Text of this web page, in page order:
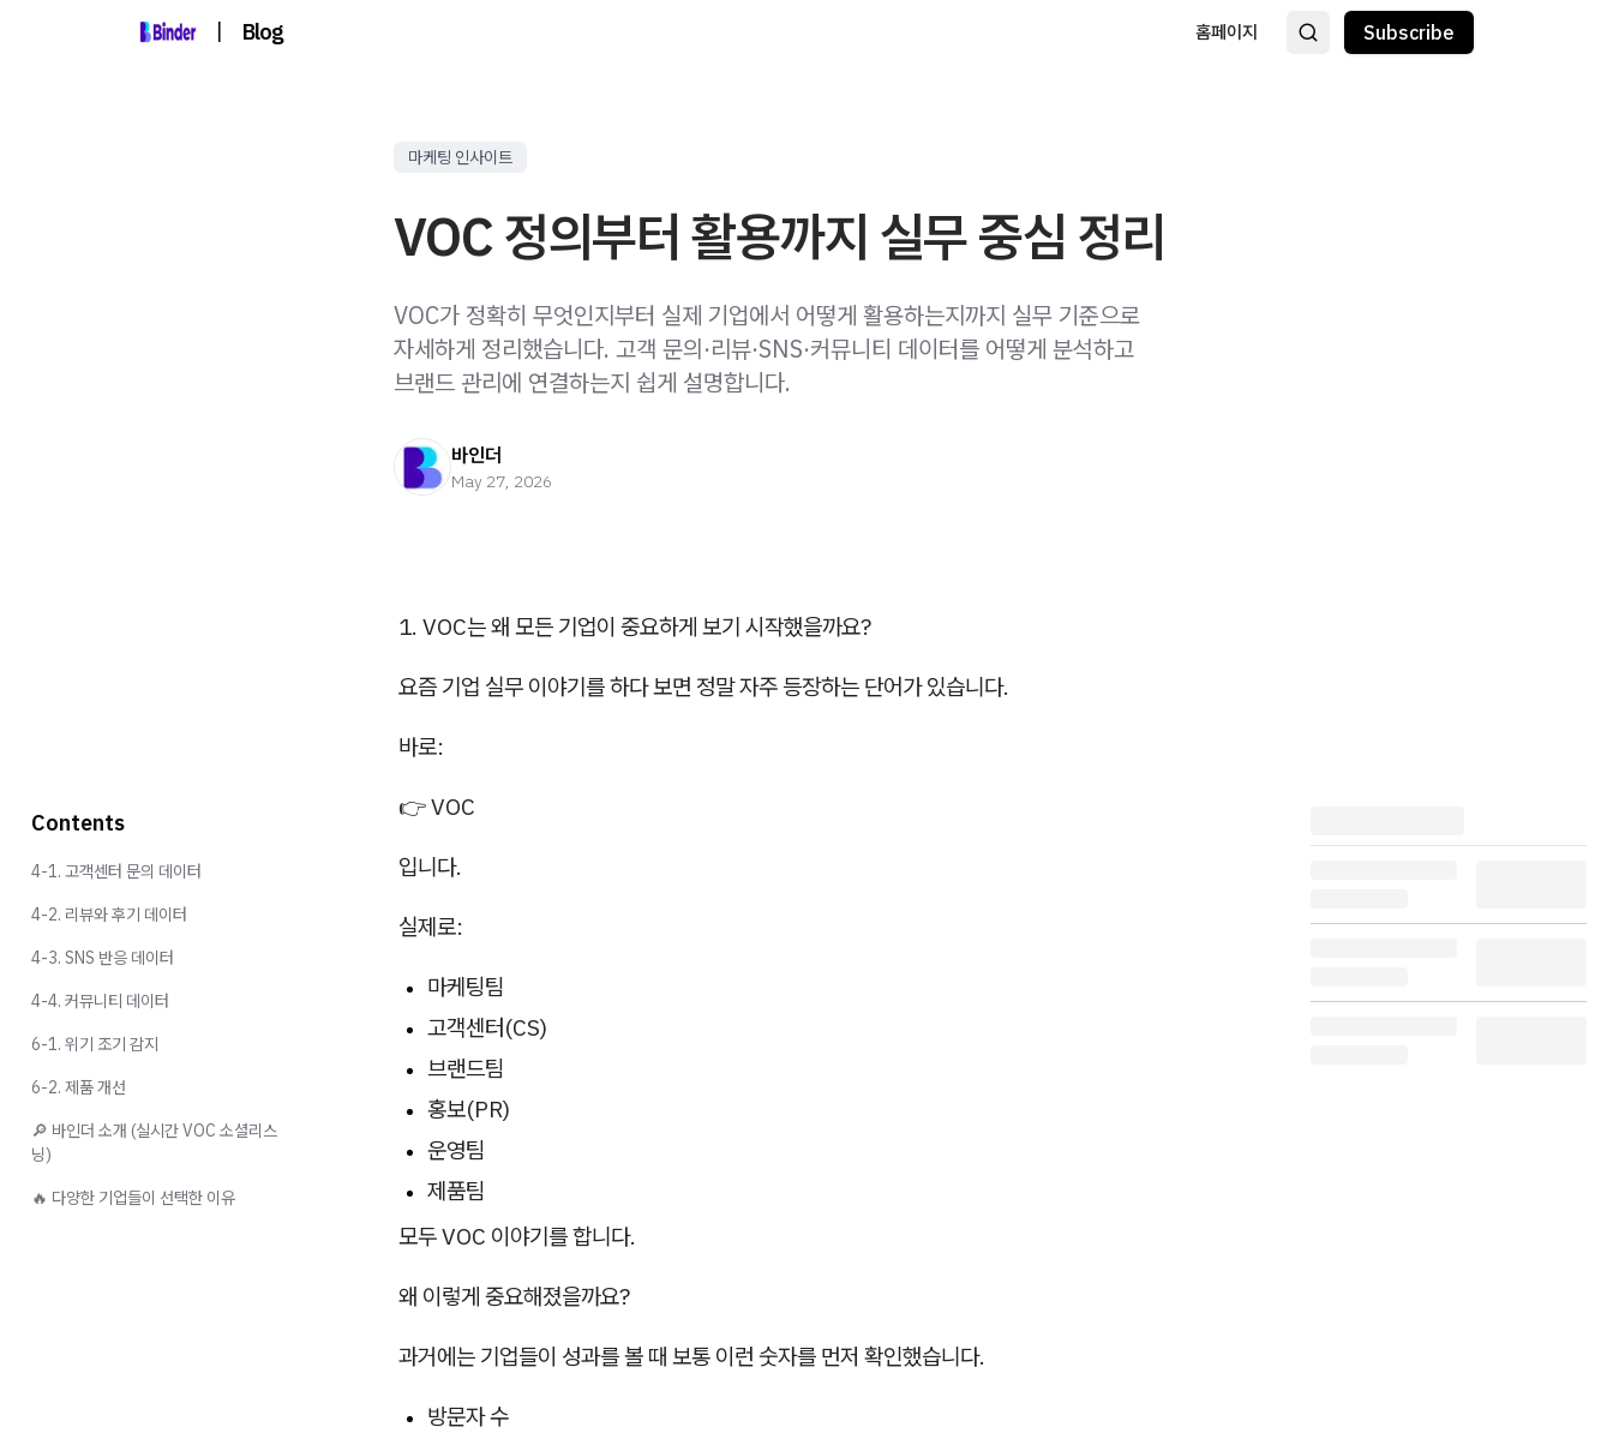
| Blog 홈페이지 Subscribe
마케팅 인사이트
VOC 정의부터 활용까지 실무 중심 정리
VOC가 정확히 무엇인지부터 실제 기업에서 어떻게 활용하는지까지 실무 기준으로
자세하게 정리했습니다. 고객 문의·리뷰·SNS·커뮤니티 데이터를 어떻게 분석하고
브랜드 관리에 연결하는지 쉽게 설명합니다.
바인더
May 27, 2026
1. VOC는 왜 모든 기업이 중요하게 보기 시작했을까요?
요즘 기업 실무 이야기를 하다 보면 정말 자주 등장하는 단어가 있습니다.
바로:
👉 VOC
입니다.
실제로:
마케팅팀
고객센터(CS)
브랜드팀
홍보(PR)
운영팀
제품팀
모두 VOC 이야기를 합니다.
왜 이렇게 중요해졌을까요?
과거에는 기업들이 성과를 볼 때 보통 이런 숫자를 먼저 확인했습니다.
방문자 수
Contents
4-1. 고객센터 문의 데이터
4-2. 리뷰와 후기 데이터
4-3. SNS 반응 데이터
4-4. 커뮤니티 데이터
6-1. 위기 조기 감지
6-2. 제품 개선
🔎 바인더 소개 (실시간 VOC 소셜리스
닝)
🔥 다양한 기업들이 선택한 이유